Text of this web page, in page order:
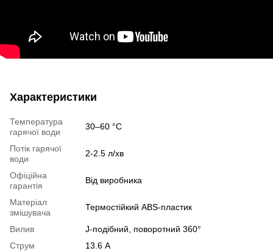
Характеристики
Температура
гарячої води
30–60 °С
Потік гарячої
води
2-2.5 л/хв
Офіційна
гарантія
Від виробника
Матеріал
змішувача
Термостійкий ABS-пластик
Вилив
J-подібний, поворотний 360°
Струм
13.6 А